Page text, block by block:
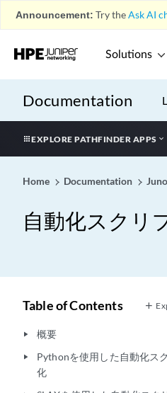
Announcement: Try theAsk AI
Solutions
Documentation
EXPLORE PATHFINDER APPS
Home Documentation
自動化スクリ
Table of Contents
play_arrow 概要
play_arrow
Pythonを使用した自動化ス
化